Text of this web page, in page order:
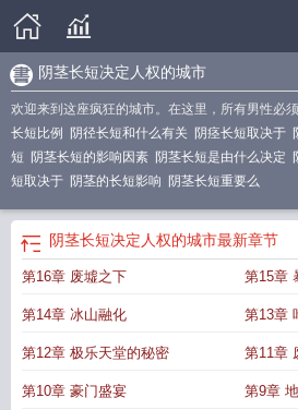
阴茎长短决定人权的城市
欢迎来到这座疯狂的城市。在这里，所有男性必
长短比例
阴径长短和什么有关 阴痉长短取决于
短
阴茎长短的影响因素 阴茎长短是由什么决定
短取决于 阴茎的长短影响 阴茎长短重要么
阴茎长短决定人权的城市最新章节
第16章 废墟之下 第15章
第14章 冰山融化 第13章
第12章 极乐天堂的秘密 第11章
第10章 豪门盛宴 第9章